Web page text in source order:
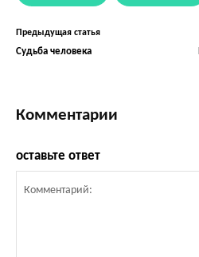
Предыдущая статья
Судьба человека
Комментарии
оставьте ответ